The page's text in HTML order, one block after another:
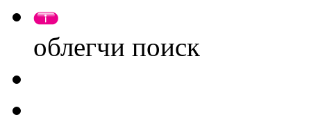
облегчи поиск